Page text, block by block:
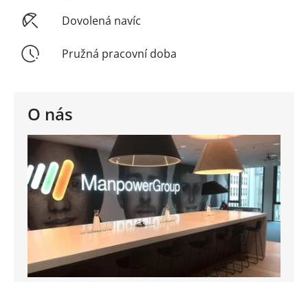
O nás
Dovolená navíc
Pružná pracovní doba